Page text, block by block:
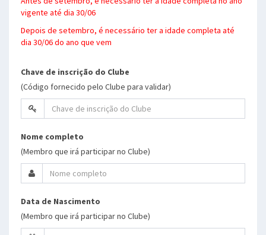
vigente até dia 30/06
Depois de setembro, é necessário ter a idade completa até
dia 30/06 do ano que vem
Chave de inscrição do Clube
(Código fornecido pelo Clube para validar)
Nome completo
(Membro que irá participar no Clube)
Data de Nascimento
(Membro que irá participar no Clube)